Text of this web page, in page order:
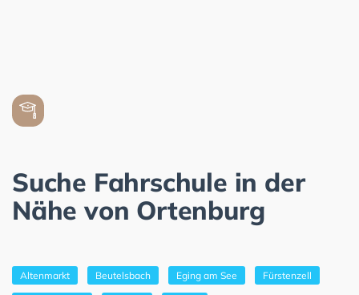
Suche Fahrschule in der
Nähe von Ortenburg
Altenmarkt Beutelsbach Eging am See Fürstenzell